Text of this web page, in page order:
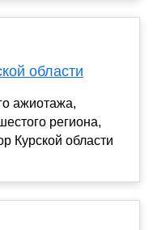
области
ажиотажа,
региона,
Курской области